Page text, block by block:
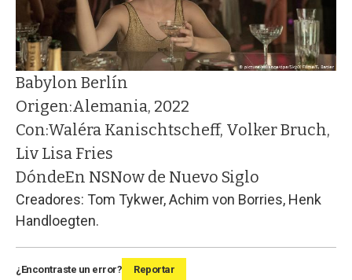
Babylon Berlín
Origen:Alemania, 2022
Con:Waléra Kanischtscheff, Volker Bruch,
Liv Lisa Fries
DóndeEn NSNow de Nuevo Siglo
Creadores: Tom Tykwer, Achim von Borries, Henk
Handloegten.
¿Encontraste un error? Reportar